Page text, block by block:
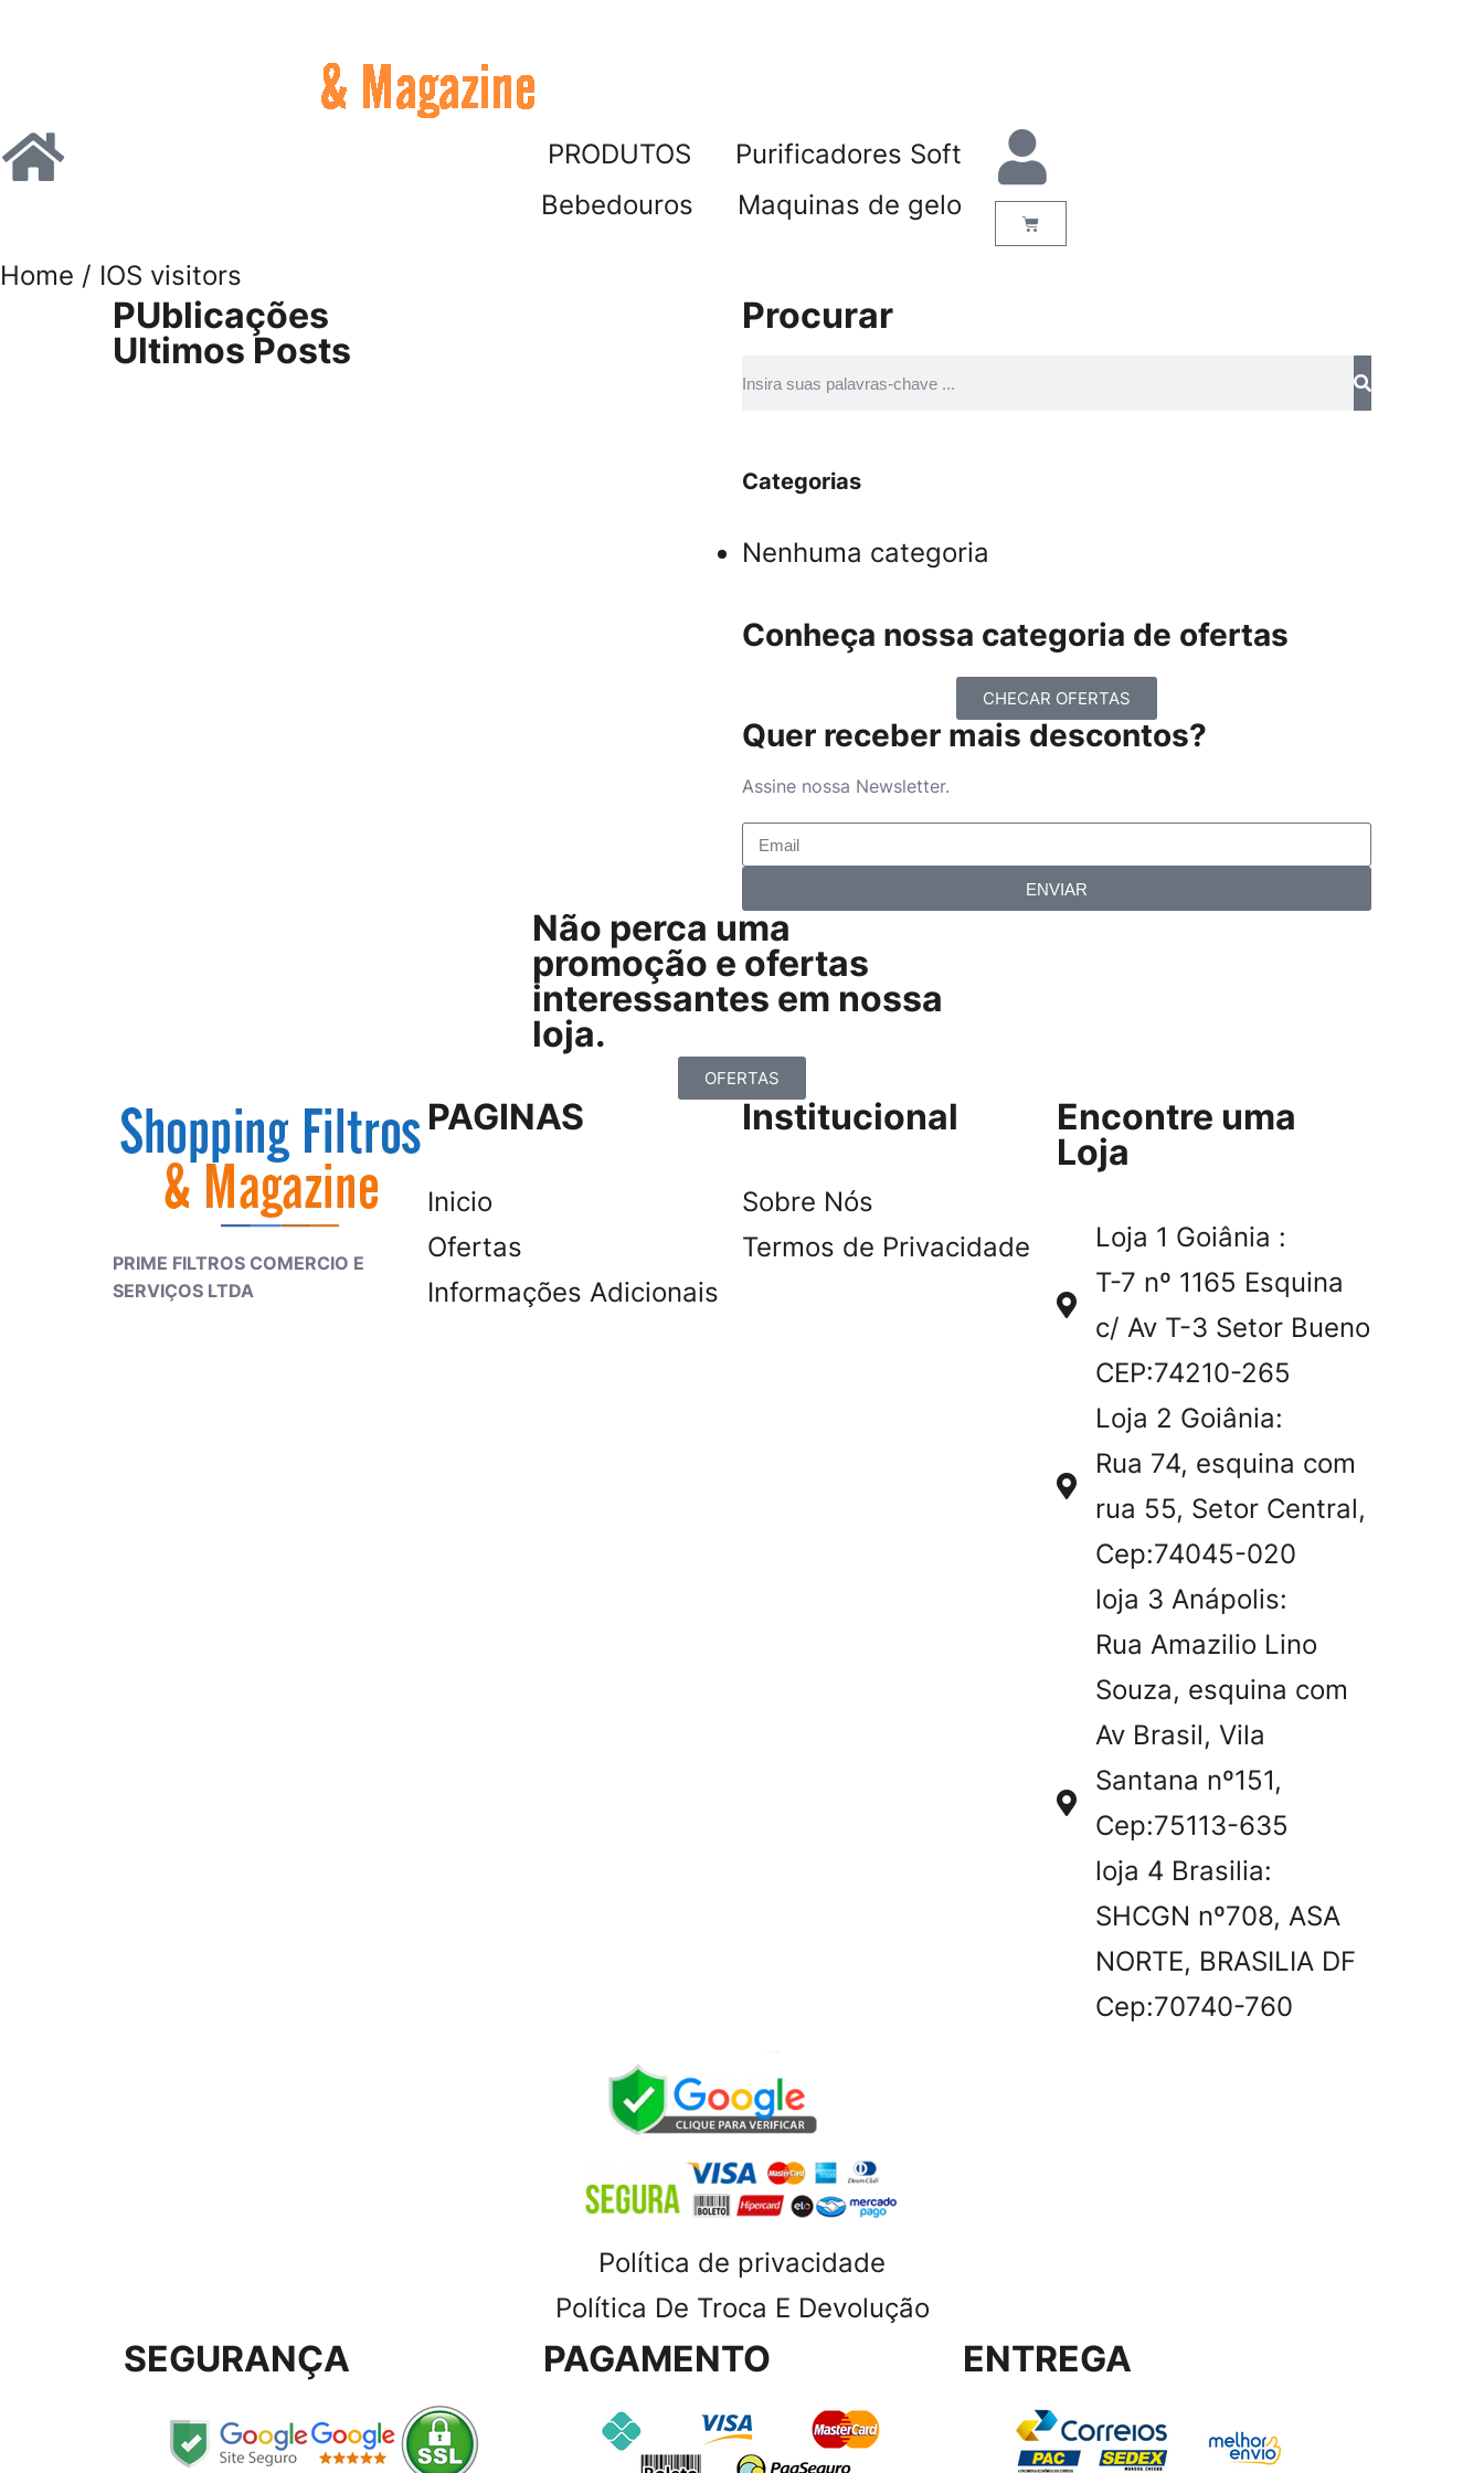
PRODUTOS
Purificadores Soft
Bebedouros
Maquinas de gelo
Home / IOS visitors
PUblicações
Ultimos Posts
Procurar
Categorias
Nenhuma categoria
Conheça nossa categoria de ofertas
CHECAR OFERTAS
Quer receber mais descontos?
Assine nossa Newsletter.
ENVIAR
Não perca uma
promoção e ofertas
interessantes em nossa
loja.
OFERTAS
PRIME FILTROS COMERCIO E
SERVIÇOS LTDA
PAGINAS
Inicio
Ofertas
Informações Adicionais
Institucional
Sobre Nós
Termos de Privacidade
Encontre uma
Loja
Loja 1 Goiânia :
T-7 nº 1165 Esquina
c/ Av T-3 Setor Bueno
CEP:74210-265
Loja 2 Goiânia:
Rua 74, esquina com
rua 55, Setor Central,
Cep:74045-020
loja 3 Anápolis:
Rua Amazilio Lino
Souza, esquina com
Av Brasil, Vila
Santana nº151,
Cep:75113-635
loja 4 Brasilia:
SHCGN nº708, ASA
NORTE, BRASILIA DF
Cep:70740-760
Política de privacidade
Política De Troca E Devolução
SEGURANÇA PAGAMENTO ENTREGA